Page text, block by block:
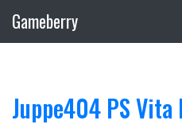
Gameberry
Juppe404 PS